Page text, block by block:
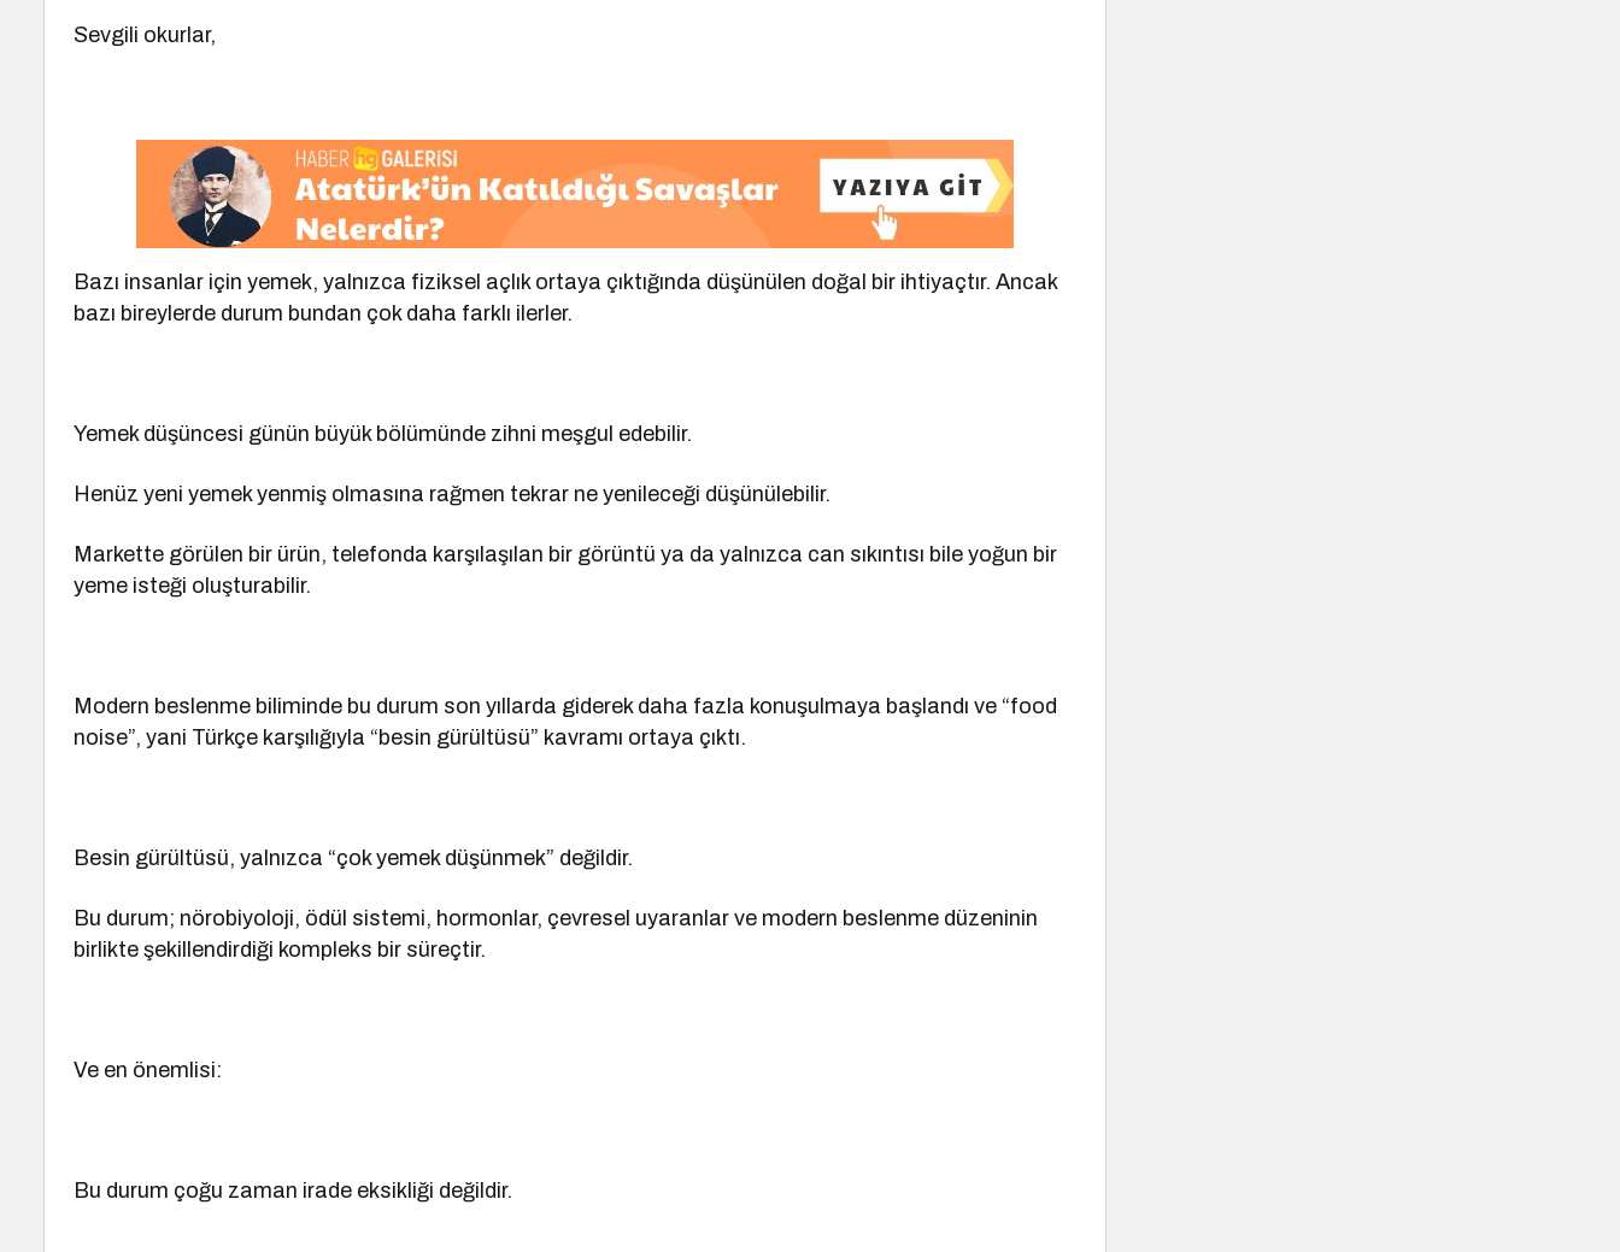
Sevgili okurlar,
Bazı insanlar için yemek, yalnızca fiziksel açlık ortaya çıktığında düşünülen doğal bir ihtiyaçtır. Ancak
bazı bireylerde durum bundan çok daha farklı ilerler.
Yemek düşüncesi günün büyük bölümünde zihni meşgul edebilir.
Henüz yeni yemek yenmiş olmasına rağmen tekrar ne yenileceği düşünülebilir.
Markette görülen bir ürün, telefonda karşılaşılan bir görüntü ya da yalnızca can sıkıntısı bile yoğun bir
yeme isteği oluşturabilir.
Modern beslenme biliminde bu durum son yıllarda giderek daha fazla konuşulmaya başlandı ve “food
noise”, yani Türkçe karşılığıyla “besin gürültüsü” kavramı ortaya çıktı.
Besin gürültüsü, yalnızca “çok yemek düşünmek” değildir.
Bu durum; nörobiyoloji, ödül sistemi, hormonlar, çevresel uyaranlar ve modern beslenme düzeninin
birlikte şekillendirdiği kompleks bir süreçtir.
Ve en önemlisi:
Bu durum çoğu zaman irade eksikliği değildir.